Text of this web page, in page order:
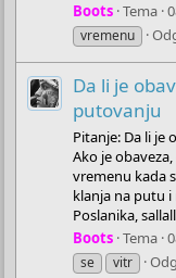
Boots Tema
vremenu
Da li je
putovanju
Pitanje: Da li je
Ako je
vremenu kada
klanja na putu i
Poslanika,
Boots Tema
se
vitr